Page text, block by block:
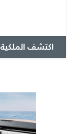
اكتشف الملكية